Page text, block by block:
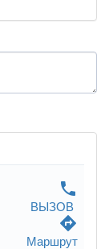
phone
ВЫЗОВ
directions
Маршрут